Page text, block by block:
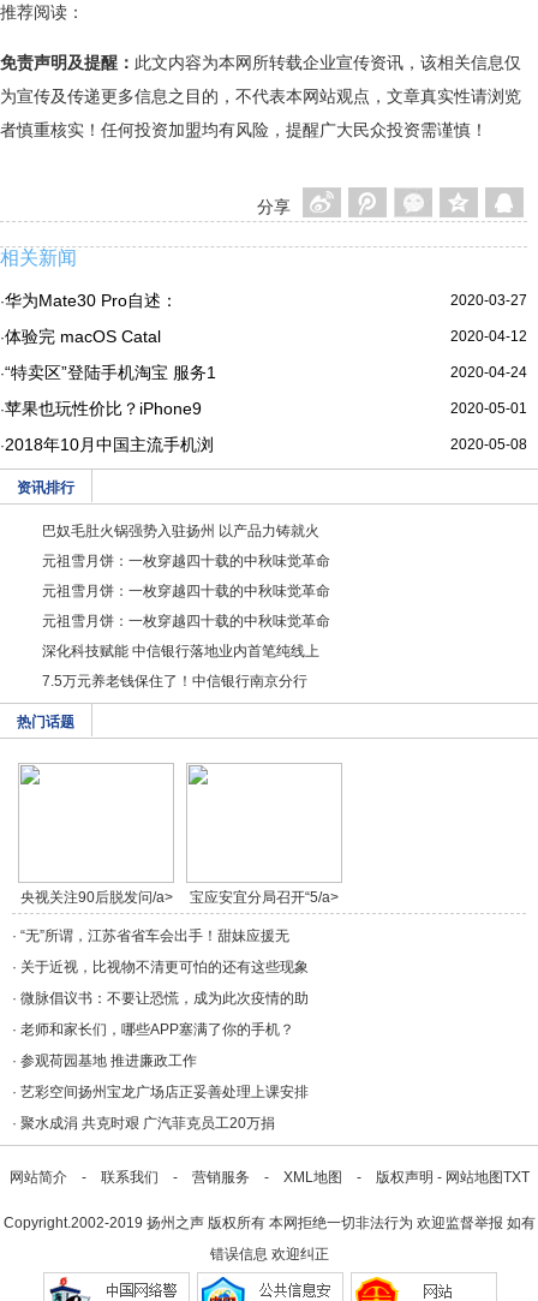
推荐阅读：
免责声明及提醒： 此文内容为本网所转载企业宣传资讯，该相关信息仅
为宣传及传递更多信息之目的，不代表本网站观点，文章真实性请浏览
者慎重核实！任何投资加盟均有风险，提醒广大民众投资需谨慎！
分享
相关新闻
2020-03-27
·华为Mate30 Pro自述：
2020-04-12
·体验完 macOS Catal
2020-04-24
·“特卖区”登陆手机淘宝 服务1
2020-05-01
·苹果也玩性价比？iPhone9
2020-05-08
·2018年10月中国主流手机浏
资讯排行
巴奴毛肚火锅强势入驻扬州 以产品力铸就火
元祖雪月饼：一枚穿越四十载的中秋味觉革命
元祖雪月饼：一枚穿越四十载的中秋味觉革命
元祖雪月饼：一枚穿越四十载的中秋味觉革命
深化科技赋能 中信银行落地业内首笔纯线上
7.5万元养老钱保住了！中信银行南京分行
热门话题
央视关注90后脱发问/a> 宝应安宜分局召开“5/a>
· “无”所谓，江苏省省车会出手！甜妹应援无
· 关于近视，比视物不清更可怕的还有这些现象
· 微脉倡议书：不要让恐慌，成为此次疫情的助
· 老师和家长们，哪些APP塞满了你的手机？
· 参观荷园基地 推进廉政工作
· 艺彩空间扬州宝龙广场店正妥善处理上课安排
· 聚水成涓 共克时艰 广汽菲克员工20万捐
网站简介- 联系我们 - 营销服务 - XML地图 - 版权声明 - 网站地图TXT
Copyright.2002-2019 扬州之声版权所有 本网拒绝一切非法行为 欢迎监督举报 如有
错误信息 欢迎纠正